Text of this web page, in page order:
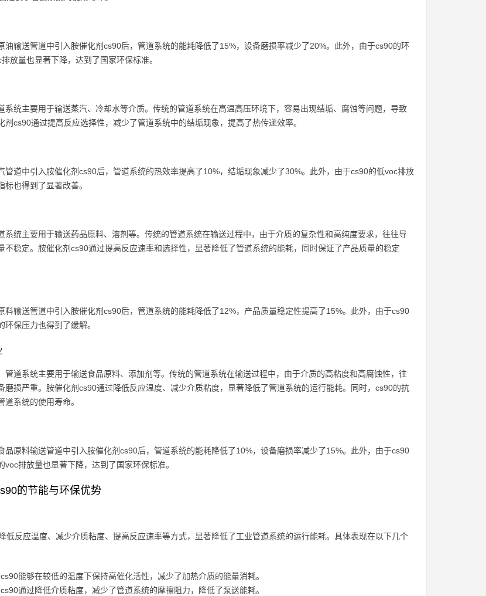
油输送管道中引入胺催化剂cs90后，管道系统的能耗降低了15%，设备磨损率减少了20%。此外，由于cs90的环
放量也显著下降，达到了国家环保标准。
系统主要用于输送蒸汽、冷却水等介质。传统的管道系统在高温高压环境下，容易出现结垢、腐蚀等问题，导致
剂cs90通过提高反应选择性，减少了管道系统中的结垢现象，提高了热传递效率。
管道中引入胺催化剂cs90后，管道系统的热效率提高了10%，结垢现象减少了30%。此外，由于cs90的低voc排放
也得到了显著改善。
系统主要用于输送药品原料、溶剂等。传统的管道系统在输送过程中，由于介质的复杂性和高纯度要求，往往导
不稳定。胺催化剂cs90通过提高反应速率和选择性，显著降低了管道系统的能耗，同时保证了产品质量的稳定
料输送管道中引入胺催化剂cs90后，管道系统的能耗降低了12%，产品质量稳定性提高了15%。此外，由于cs90
环保压力也得到了缓解。
管道系统主要用于输送食品原料、添加剂等。传统的管道系统在输送过程中，由于介质的高粘度和高腐蚀性，往
磨损严重。胺催化剂cs90通过降低反应温度、减少介质粘度，显著降低了管道系统的运行能耗。同时，cs90的抗
道系统的使用寿命。
品原料输送管道中引入胺催化剂cs90后，管道系统的能耗降低了10%，设备磨损率减少了15%。此外，由于cs90
voc排放量也显著下降，达到了国家环保标准。
的节能与环保优势
低反应温度、减少介质粘度、提高反应速率等方式，显著降低了工业管道系统的运行能耗。具体表现在以下几个
cs90能够在较低的温度下保持高催化活性，减少了加热介质的能量消耗。
cs90通过降低介质粘度，减少了管道系统的摩擦阻力，降低了泵送能耗。